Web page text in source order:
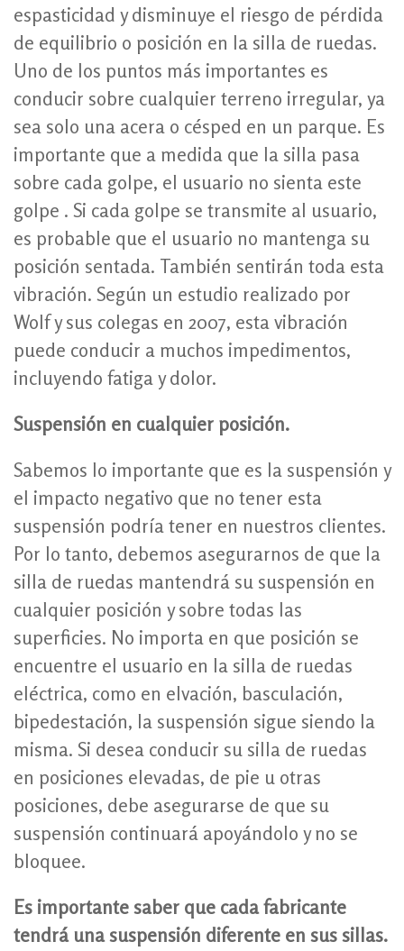
espasticidad y disminuye el riesgo de pérdida
de equilibrio o posición en la silla de ruedas.
Uno de los puntos más importantes es
conducir sobre cualquier terreno irregular, ya
sea solo una acera o césped en un parque. Es
importante que a medida que la silla pasa
sobre cada golpe, el usuario no sienta este
golpe . Si cada golpe se transmite al usuario,
es probable que el usuario no mantenga su
posición sentada. También sentirán toda esta
vibración. Según un estudio realizado por
Wolf y sus colegas en 2007, esta vibración
puede conducir a muchos impedimentos,
incluyendo fatiga y dolor.
Suspensión en cualquier posición.
Sabemos lo importante que es la suspensión y
el impacto negativo que no tener esta
suspensión podría tener en nuestros clientes.
Por lo tanto, debemos asegurarnos de que la
silla de ruedas mantendrá su suspensión en
cualquier posición y sobre todas las
superficies. No importa en que posición se
encuentre el usuario en la silla de ruedas
eléctrica, como en elvación, basculación,
bipedestación, la suspensión sigue siendo la
misma. Si desea conducir su silla de ruedas
en posiciones elevadas, de pie u otras
posiciones, debe asegurarse de que su
suspensión continuará apoyándolo y no se
bloquee.
Es importante saber que cada fabricante
tendrá una suspensión diferente en sus sillas.